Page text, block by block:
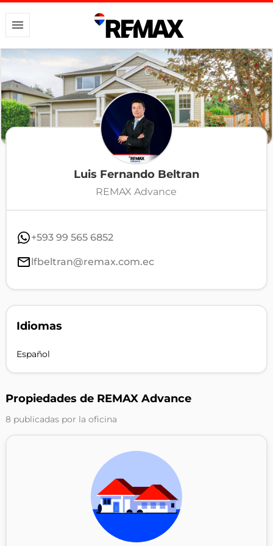
Luis Fernando Beltran
REMAX Advance
+593 99 565 6852
lfbeltran@remax.com.ec
Idiomas
Español
Propiedades de REMAX Advance
8 publicadas por la oficina